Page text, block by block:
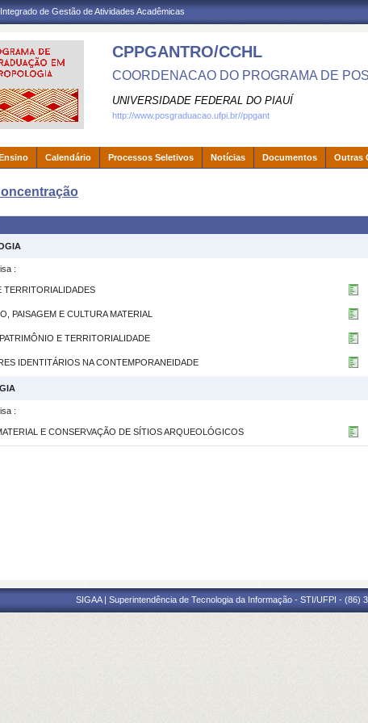
de Gestão de Atividades Acadêmicas
CPPGANTRO/CCHL
COORDENACAO DO PROGRAMA DE
UNIVERSIDADE FEDERAL DO PIAUÍ
http://www.posgraduacao.ufpi.br//ppgant
Calendário Processos Seletivos Notícias Documentos Outras
:
TERRITORIALIDADES
PAISAGEM E CULTURA MATERIAL
E TERRITORIALIDADE
IDENTITÁRIOS NA CONTEMPORANEIDADE
:
E CONSERVAÇÃO DE SÍTIOS ARQUEOLÓGICOS
SIGAA | Superintendência de Tecnologia da Informação - STI/UFPI - (86)